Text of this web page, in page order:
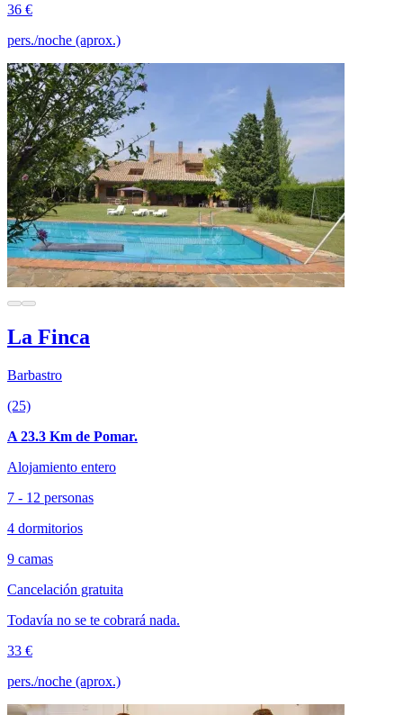
36 €
pers./noche (aprox.)
La Finca
Barbastro
(25)
A 23.3 Km de Pomar.
Alojamiento entero
7 - 12 personas
4 dormitorios
9 camas
Cancelación gratuita
Todavía no se te cobrará nada.
33 €
pers./noche (aprox.)